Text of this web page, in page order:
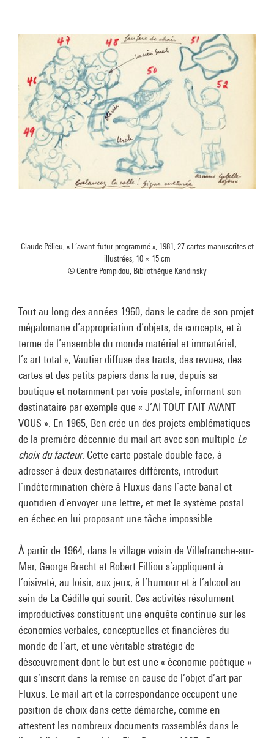
Claude Pélieu, « L’avant-futur programmé », 1981, 27 cartes manuscrites et
illustrées, 10 × 15 cm
© Centre Pompidou, Bibliothèque Kandinsky
Tout au long des années 1960, dans le cadre de son projet
mégalomane d’appropriation d’objets, de concepts, et à
terme de l’ensemble du monde matériel et immatériel,
l’« art total », Vautier diffuse des tracts, des revues, des
cartes et des petits papiers dans la rue, depuis sa
boutique et notamment par voie postale, informant son
destinataire par exemple que « J’AI TOUT FAIT AVANT
VOUS ». En 1965, Ben crée un des projets emblématiques
de la première décennie du mail art avec son multiple Le
choix du facteur. Cette carte postale double face, à
adresser à deux destinataires différents, introduit
l’indétermination chère à Fluxus dans l’acte banal et
quotidien d’envoyer une lettre, et met le système postal
en échec en lui proposant une tâche impossible.
À partir de 1964, dans le village voisin de Villefranche-sur-
Mer, George Brecht et Robert Filliou s’appliquent à
l’oisiveté, au loisir, aux jeux, à l’humour et à l’alcool au
sein de La Cédille qui sourit. Ces activités résolument
improductives constituent une enquête continue sur les
économies verbales, conceptuelles et financières du
monde de l’art, et une véritable stratégie de
désœuvrement dont le but est une « économie poétique »
qui s’inscrit dans la remise en cause de l’objet d’art par
Fluxus. Le mail art et la correspondance occupent une
position de choix dans cette démarche, comme en
attestent les nombreux documents rassemblés dans le